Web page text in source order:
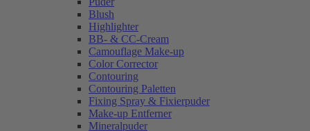
Blush
Highlighter
BB- & CC-Cream
Camouflage Make-up
Color Corrector
Contouring
Contouring Paletten
Fixing Spray & Fixierpuder
Make-up Entferner
Mineralpuder